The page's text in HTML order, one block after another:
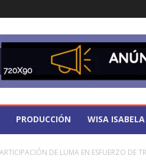
PRODUCCIÓN WISA ISABELA
DE LUMA EN ESFUERZO DE